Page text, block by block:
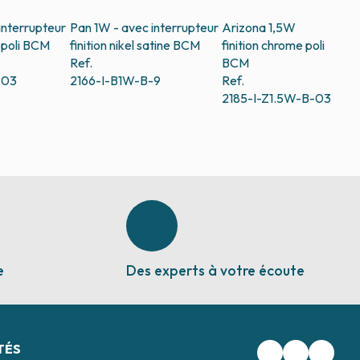
BCM
Pan 1W - avec interrupteur
finition nikel satine BCM
Ref.
2166-I-B1W-B-9
Arizona 1,5W
finition chrome poli
BCM
Ref.
2185-I-Z1.5W-B-03
Des experts à votre écoute